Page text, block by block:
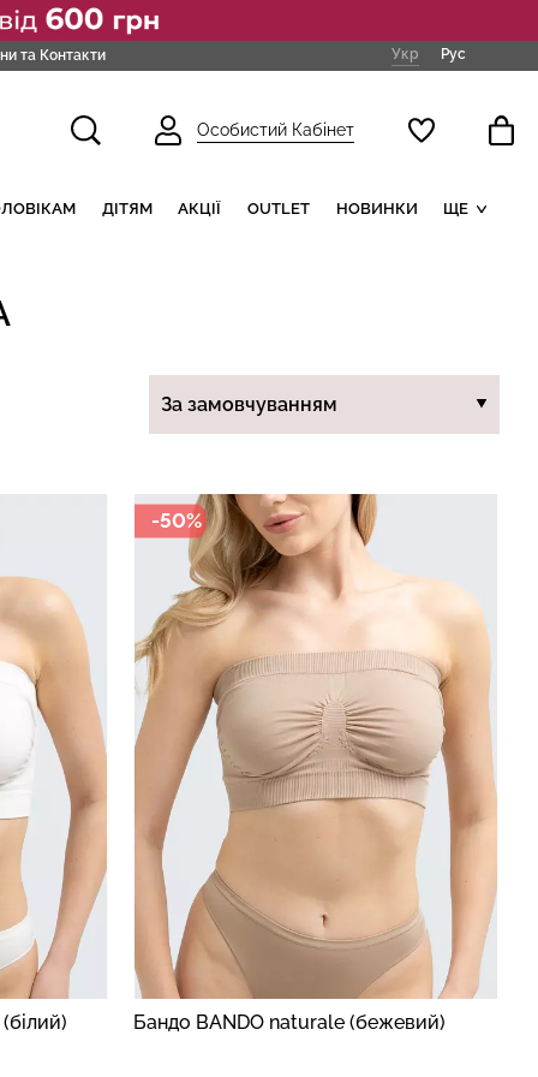
та Контакти Укр Рус
Особистий Кабінет
ДІТЯМ АКЦІЇ OUTLET НОВИНКИ ЩЕ
-50%
Бандо BANDO naturale (бежевий)
з
BRASILIAN
(чорний)
Безшовні стрінги STRING
BRIEFS (чорний) Giulia
179 грн. 299 грн.